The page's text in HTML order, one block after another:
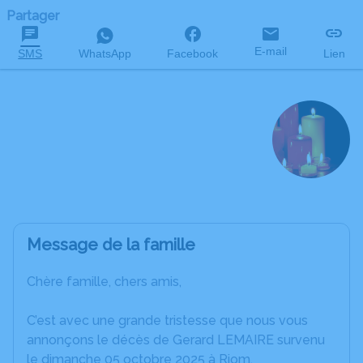
Partager
SMS WhatsApp Facebook E-mail Lien
Message de la famille
Chère famille, chers amis,
C’est avec une grande tristesse que nous vous
annonçons le décès de Gerard LEMAIRE survenu
le dimanche 05 octobre 2025 à Riom.